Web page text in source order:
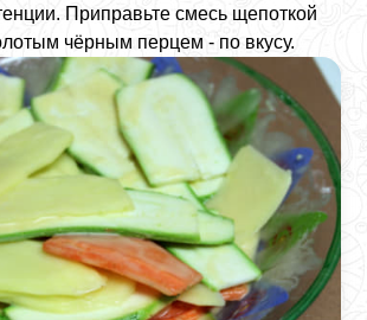
Приправьте смесь щепоткой
чёрным перцем - по вкусу.